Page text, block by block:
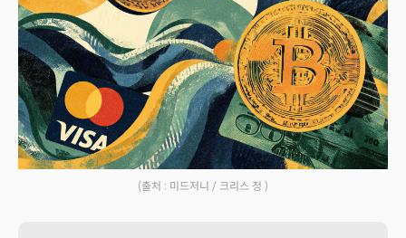
(출처 : 미드저니 / 크리스 정 )